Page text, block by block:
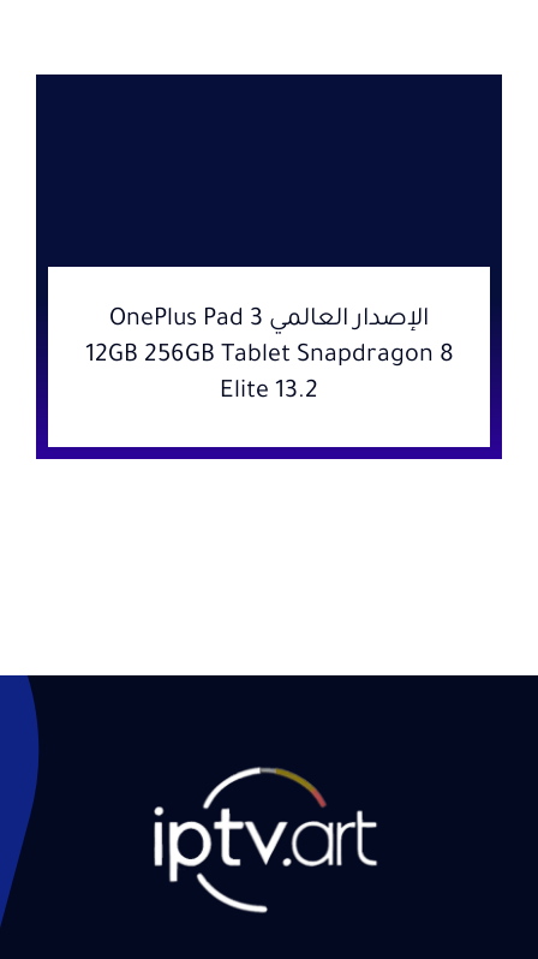
الإصدار العالمي OnePlus Pad 3
12GB 256GB Tablet Snapdragon 8
Elite 13.2